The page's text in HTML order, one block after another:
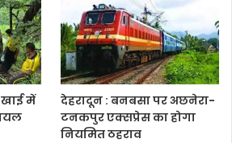
खाई में
देहरादून : बनबसा पर अछनेरा-
टनकपुर एक्सप्रेस का होगा
नियमित ठहराव